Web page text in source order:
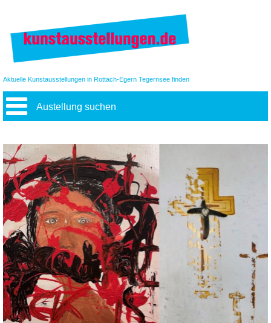
Aktuelle Kunstausstellungen in Rottach-Egern Tegernsee finden
Austellung suchen